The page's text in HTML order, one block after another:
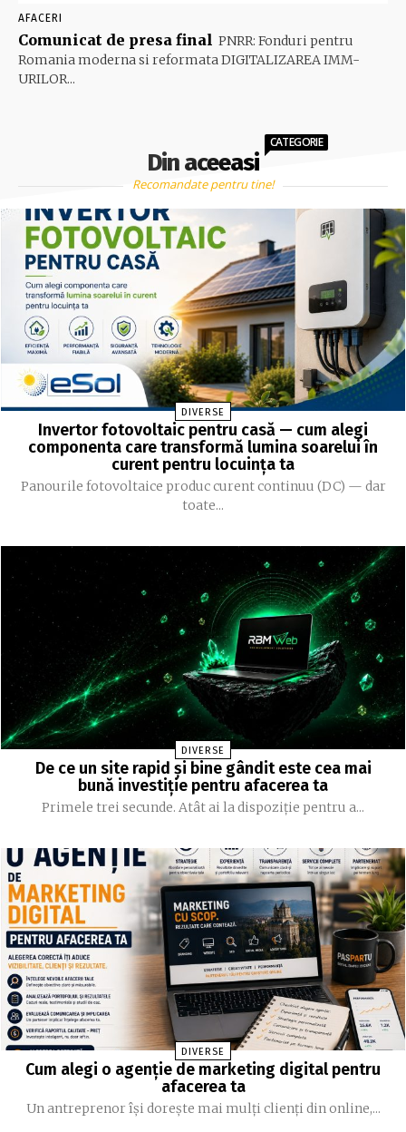
AFACERI
Comunicat de presa final PNRR: Fonduri pentru
Romania moderna si reformata DIGITALIZAREA IMM-
URILOR...
Din aceeasi
CATEGORIE
Recomandate pentru tine!
DIVERSE
Invertor fotovoltaic pentru casă — cum alegi
componenta care transformă lumina soarelui în
curent pentru locuința ta
Panourile fotovoltaice produc curent continuu (DC) — dar
toate...
DIVERSE
De ce un site rapid și bine gândit este cea mai
bună investiție pentru afacerea ta
Primele trei secunde. Atât ai la dispoziție pentru a...
DIVERSE
Cum alegi o agenție de marketing digital pentru
afacerea ta
Un antreprenor își dorește mai mulți clienți din online,...